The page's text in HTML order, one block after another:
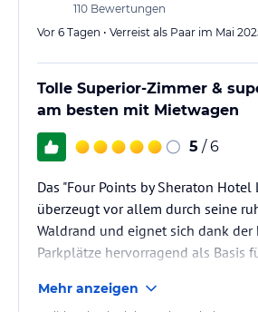
110 Bewertungen
Vor 6 Tagen • Verreist als Paar im Mai
Tolle Superior-Zimmer &
am besten mit Mietwagen
5 / 6
Das "Four Points by Sheraton
überzeugt vor allem durch seine
Waldrand und eignet sich dank der
Parkplätze hervorragend als Basis
die Jahre gekommen ist, bieten die
Mehr anzeigen